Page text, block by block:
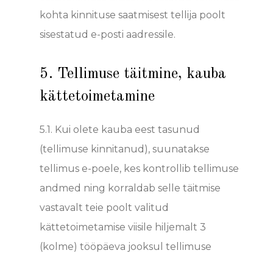
kohta kinnituse saatmisest tellija poolt
sisestatud e-posti aadressile.
5. Tellimuse täitmine, kauba
kättetoimetamine
5.1. Kui olete kauba eest tasunud
(tellimuse kinnitanud), suunatakse
tellimus e-poele, kes kontrollib tellimuse
andmed ning korraldab selle täitmise
vastavalt teie poolt valitud
kättetoimetamise viisile hiljemalt 3
(kolme) tööpäeva jooksul tellimuse